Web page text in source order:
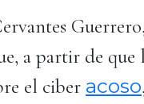
a partir de que
el ciber acoso